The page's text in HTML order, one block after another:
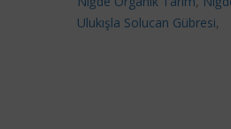
Ulukışla Solucan Gübresi,